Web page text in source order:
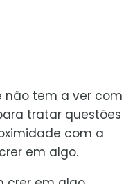
não tem a ver com
tratar questões
com a
em algo.